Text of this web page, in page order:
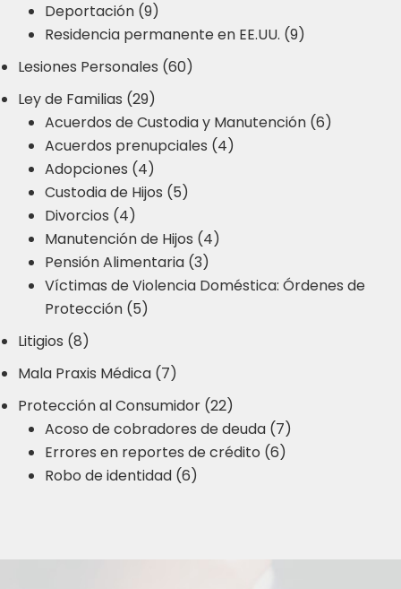
Deportación (9)
Residencia permanente en EE.UU. (9)
Lesiones Personales (60)
Ley de Familias (29)
Acuerdos de Custodia y Manutención (6)
Acuerdos prenupciales (4)
Adopciones (4)
Custodia de Hijos (5)
Divorcios (4)
Manutención de Hijos (4)
Pensión Alimentaria (3)
Víctimas de Violencia Doméstica: Órdenes de
Protección (5)
Litigios (8)
Mala Praxis Médica (7)
Protección al Consumidor (22)
Acoso de cobradores de deuda (7)
Errores en reportes de crédito (6)
Robo de identidad (6)